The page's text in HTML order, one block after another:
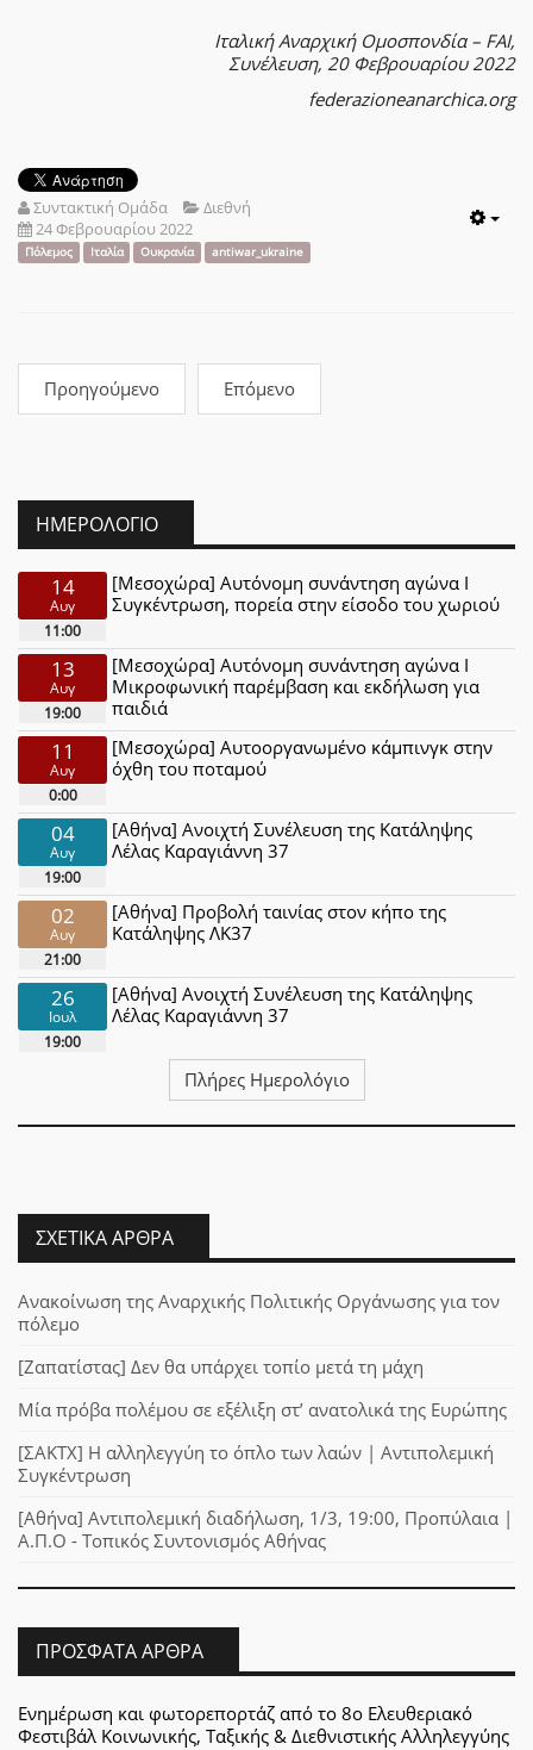
Ιταλική Αναρχική Ομοσπονδία – FAI,
Συνέλευση, 20 Φεβρουαρίου 2022
federazioneanarchica.org
Συντακτική Ομάδα
Διεθνή
24 Φεβρουαρίου 2022
Πόλεμος Ιταλία Ουκρανία antiwar_ukraine
Προηγούμενο Επόμενο
ΗΜΕΡΟΛΌΓΙΟ
14
Αυγ
11:00
[Μεσοχώρα] Αυτόνομη συνάντηση αγώνα Ι
Συγκέντρωση, πορεία στην είσοδο του χωριού
13
Αυγ
19:00
[Μεσοχώρα] Αυτόνομη συνάντηση αγώνα Ι
Μικροφωνική παρέμβαση και εκδήλωση για
παιδιά
11
Αυγ
0:00
[Μεσοχώρα] Αυτοοργανωμένο κάμπινγκ στην
όχθη του ποταμού
04
Αυγ
19:00
[Αθήνα] Ανοιχτή Συνέλευση της Κατάληψης
Λέλας Καραγιάννη 37
02
Αυγ
21:00
[Αθήνα] Προβολή ταινίας στον κήπο της
Κατάληψης ΛΚ37
26
Ιουλ
19:00
[Αθήνα] Ανοιχτή Συνέλευση της Κατάληψης
Λέλας Καραγιάννη 37
Πλήρες Ημερολόγιο
ΣΧΕΤΙΚΆ ΆΡΘΡΑ
Ανακοίνωση της Αναρχικής Πολιτικής Οργάνωσης για τον
πόλεμο
[Ζαπατίστας] Δεν θα υπάρχει τοπίο μετά τη μάχη
Μία πρόβα πολέμου σε εξέλιξη στ’ ανατολικά της Ευρώπης
[ΣΑΚΤΧ] Η αλληλεγγύη το όπλο των λαών | Αντιπολεμική
Συγκέντρωση
[Αθήνα] Αντιπολεμική διαδήλωση, 1/3, 19:00, Προπύλαια |
Α.Π.Ο - Τοπικός Συντονισμός Αθήνας
ΠΡΌΣΦΑΤΑ ΆΡΘΡΑ
Ενημέρωση και φωτορεπορτάζ από το 8ο Ελευθεριακό
Φεστιβάλ Κοινωνικής, Ταξικής & Διεθνιστικής Αλληλεγγύης